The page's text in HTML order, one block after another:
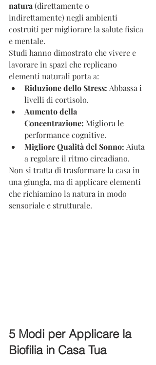
natura (direttamente o
indirettamente) negli ambienti
costruiti per migliorare la salute fisica
e mentale.
Studi hanno dimostrato che vivere e
lavorare in spazi che replicano
elementi naturali porta a:
Riduzione dello Stress: Abbassa i
livelli di cortisolo.
Aumento della
Concentrazione: Migliora le
performance cognitive.
Migliore Qualità del Sonno: Aiuta
a regolare il ritmo circadiano.
Non si tratta di trasformare la casa in
una giungla, ma di applicare elementi
che richiamino la natura in modo
sensoriale e strutturale.
5 Modi per Applicare la
Biofilia in Casa Tua